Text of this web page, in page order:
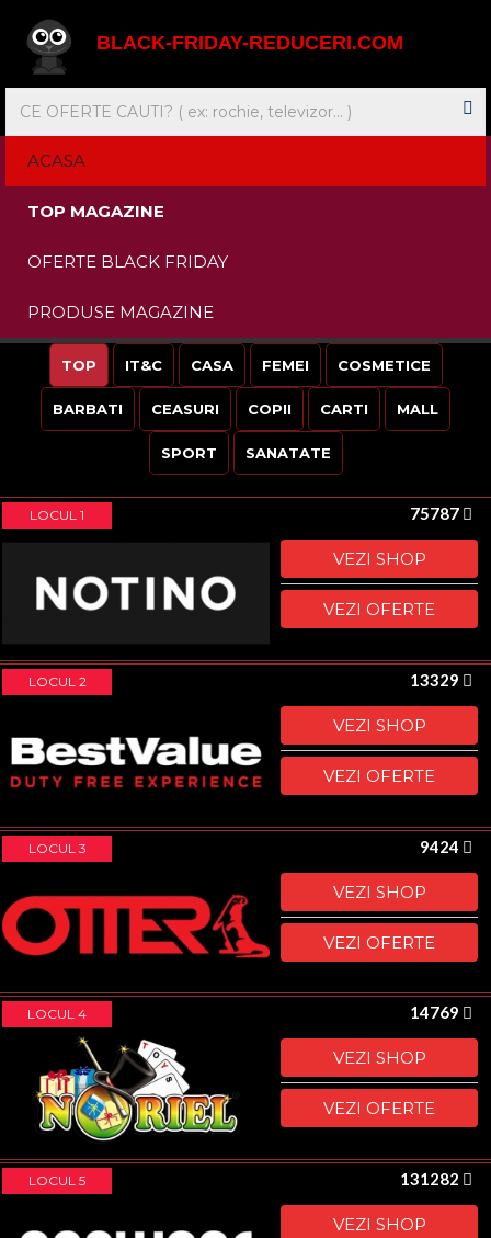
BLACK-FRIDAY-REDUCERI.COM
ACASA
TOP MAGAZINE
OFERTE BLACK FRIDAY
PRODUSE MAGAZINE
TOP IT&C CASA FEMEI COSMETICE
BARBATI CEASURI COPII CARTI MALL
SPORT SANATATE
LOCUL 1 75787
VEZI SHOP
VEZI OFERTE
LOCUL 2 13329
VEZI SHOP
VEZI OFERTE
LOCUL 3 9424
VEZI SHOP
VEZI OFERTE
LOCUL 4 14769
VEZI SHOP
VEZI OFERTE
LOCUL 5 131282
VEZI SHOP